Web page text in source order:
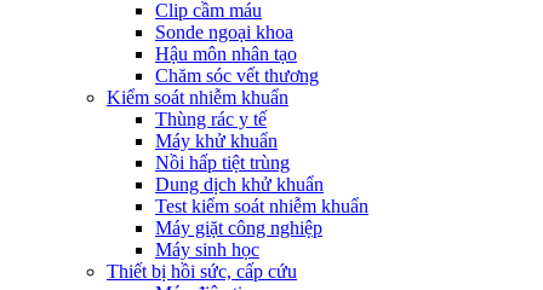
Clip cầm máu
Sonde ngoại khoa
Hậu môn nhân tạo
Chăm sóc vết thương
Kiểm soát nhiễm khuẩn
Thùng rác y tế
Máy khử khuẩn
Nồi hấp tiệt trùng
Dung dịch khử khuẩn
Test kiểm soát nhiễm khuẩn
Máy giặt công nghiệp
Máy sinh học
Thiết bị hồi sức, cấp cứu